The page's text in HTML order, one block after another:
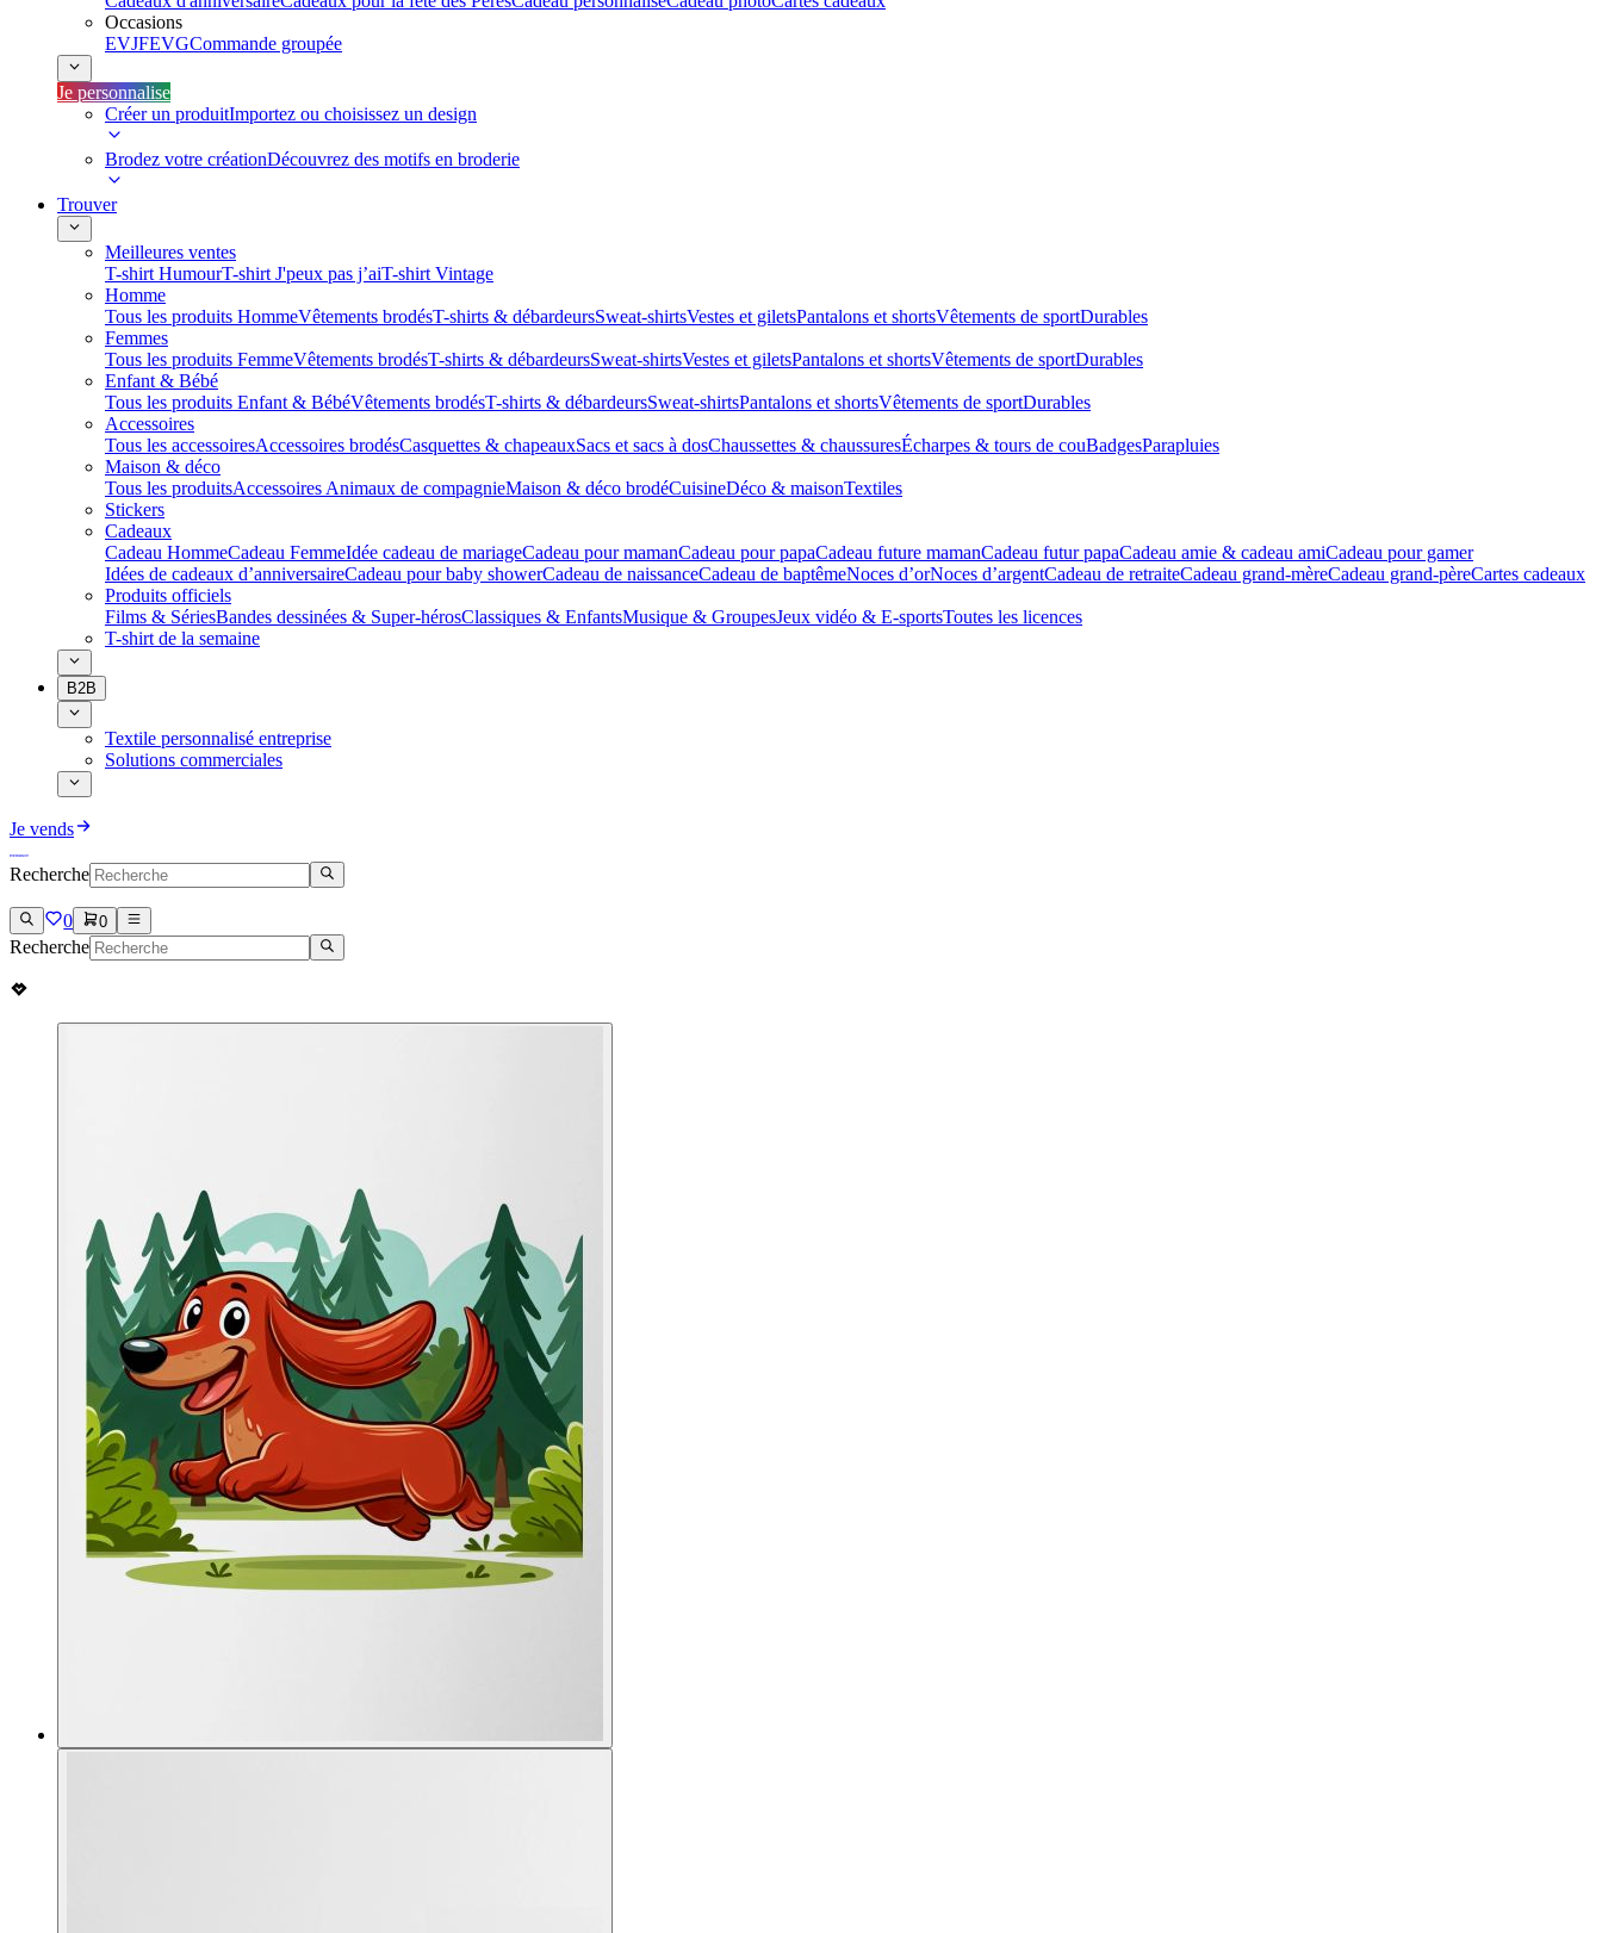
Occasions
EVJFEVGCommande groupée
Je personnalise
Créer un produitImportez ou choisissez un design
Brodez votre créationDécouvrez des motifs en broderie
Trouver
Meilleures ventes
T-shirt HumourT-shirt J'peux pas j’aiT-shirt Vintage
Homme
Tous les produits HommeVêtements brodésT-shirts & débardeursSweat-shirtsVestes et giletsPantalons et shortsVêtements de sportDurables
Femmes
Tous les produits FemmeVêtements brodésT-shirts & débardeursSweat-shirtsVestes et giletsPantalons et shortsVêtements de sportDurables
Enfant & Bébé
Tous les produits Enfant & BébéVêtements brodésT-shirts & débardeursSweat-shirtsPantalons et shortsVêtements de sportDurables
Accessoires
Tous les accessoiresAccessoires brodésCasquettes & chapeauxSacs et sacs à dosChaussettes & chaussuresÉcharpes & tours de couBadgesParapluies
Maison & déco
Tous les produitsAccessoires Animaux de compagnieMaison & déco brodéCuisineDéco & maisonTextiles
Stickers
Cadeaux
Cadeau HommeCadeau FemmeIdée cadeau de mariage​Cadeau pour mamanCadeau pour papaCadeau future mamanCadeau futur papaCadeau amie & cadeau amiCadeau pour gamer
Idées de cadeaux d’anniversaireCadeau pour baby showerCadeau de naissanceCadeau de baptêmeNoces d’orNoces d’argentCadeau de retraiteCadeau grand-mèreCadeau grand-pèreCartes cadeaux
Produits officiels
Films & SériesBandes dessinées & Super-hérosClassiques & EnfantsMusique & GroupesJeux vidéo & E-sportsToutes les licences
T-shirt de la semaine
B2B
Textile personnalisé entreprise
Solutions commerciales
Je vends
Recherche
0 0
Recherche